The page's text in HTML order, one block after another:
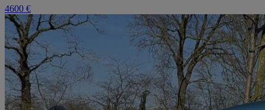
4600 €